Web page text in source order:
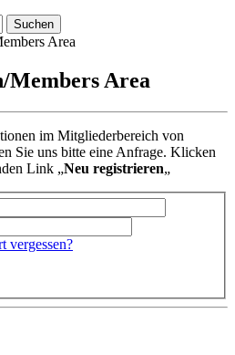
Area
Members Area
im Mitgliederbereich von
Sie uns bitte eine Anfrage. Klicken
Link „Neu registrieren„
vergessen?